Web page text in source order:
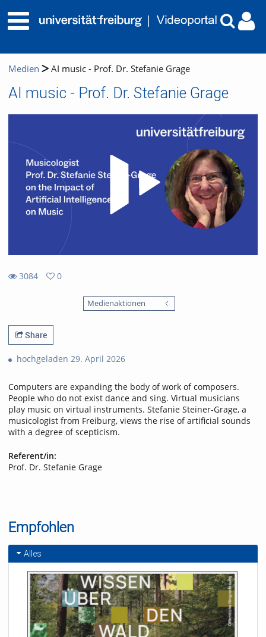
Medien AI music - Prof. Dr. Stefanie Grage
AI music - Prof. Dr. Stefanie Grage
3084
0
Medienaktionen
Share
hochgeladen 29. April 2026
Computers are expanding the body of work of composers.
People who do not exist dance and sing. Virtual musicians
play music on virtual instruments. Stefanie Steiner-Grage, a
musicologist from Freiburg, views the rise of artificial sounds
with a degree of scepticism.
Referent/in:
Prof. Dr. Stefanie Grage
Empfohlen
Alles